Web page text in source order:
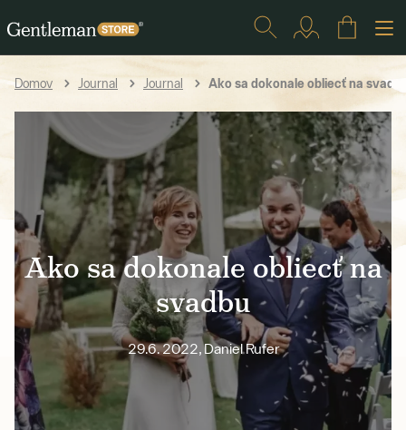
Domov Journal Journal Ako sa dokonale obliecť na
Ako sa dokonale obliecť na
svadbu
29.6. 2022, Daniel Rufer